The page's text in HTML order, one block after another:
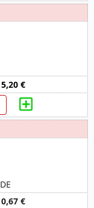
5,20 €
0,67 €